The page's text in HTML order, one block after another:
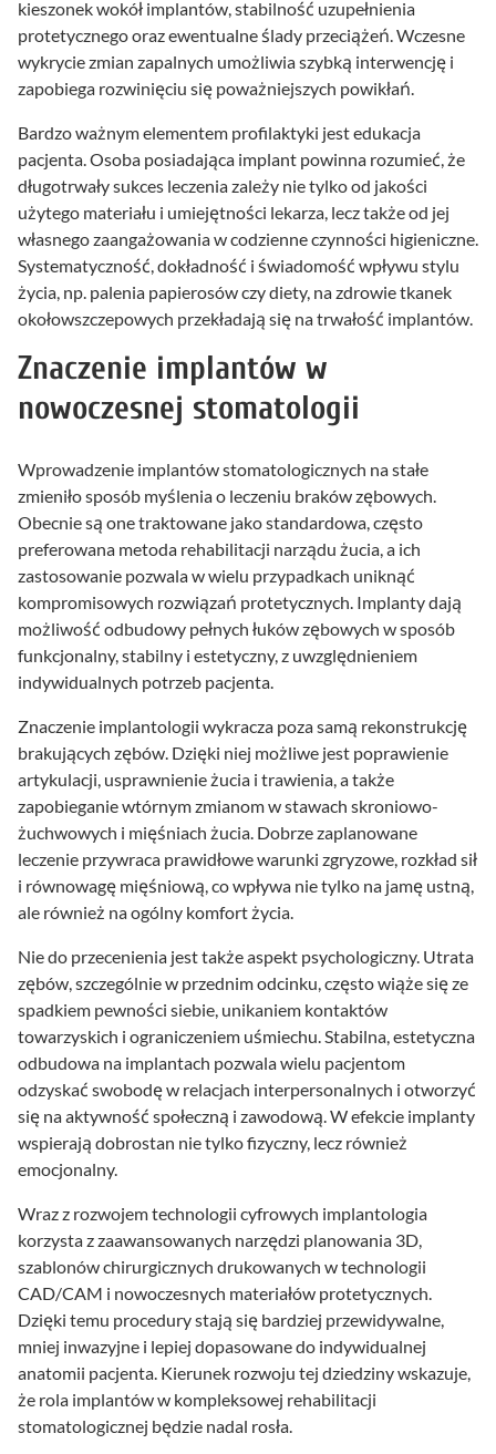
kieszonek wokół implantów, stabilność uzupełnienia
protetycznego oraz ewentualne ślady przeciążeń. Wczesne
wykrycie zmian zapalnych umożliwia szybką interwencję i
zapobiega rozwinięciu się poważniejszych powikłań.
Bardzo ważnym elementem profilaktyki jest edukacja
pacjenta. Osoba posiadająca implant powinna rozumieć, że
długotrwały sukces leczenia zależy nie tylko od jakości
użytego materiału i umiejętności lekarza, lecz także od jej
własnego zaangażowania w codzienne czynności higieniczne.
Systematyczność, dokładność i świadomość wpływu stylu
życia, np. palenia papierosów czy diety, na zdrowie tkanek
okołowszczepowych przekładają się na trwałość implantów.
Znaczenie implantów w
nowoczesnej stomatologii
Wprowadzenie implantów stomatologicznych na stałe
zmieniło sposób myślenia o leczeniu braków zębowych.
Obecnie są one traktowane jako standardowa, często
preferowana metoda rehabilitacji narządu żucia, a ich
zastosowanie pozwala w wielu przypadkach uniknąć
kompromisowych rozwiązań protetycznych. Implanty dają
możliwość odbudowy pełnych łuków zębowych w sposób
funkcjonalny, stabilny i estetyczny, z uwzględnieniem
indywidualnych potrzeb pacjenta.
Znaczenie implantologii wykracza poza samą rekonstrukcję
brakujących zębów. Dzięki niej możliwe jest poprawienie
artykulacji, usprawnienie żucia i trawienia, a także
zapobieganie wtórnym zmianom w stawach skroniowo-
żuchwowych i mięśniach żucia. Dobrze zaplanowane
leczenie przywraca prawidłowe warunki zgryzowe, rozkład sił
i równowagę mięśniową, co wpływa nie tylko na jamę ustną,
ale również na ogólny komfort życia.
Nie do przecenienia jest także aspekt psychologiczny. Utrata
zębów, szczególnie w przednim odcinku, często wiąże się ze
spadkiem pewności siebie, unikaniem kontaktów
towarzyskich i ograniczeniem uśmiechu. Stabilna, estetyczna
odbudowa na implantach pozwala wielu pacjentom
odzyskać swobodę w relacjach interpersonalnych i otworzyć
się na aktywność społeczną i zawodową. W efekcie implanty
wspierają dobrostan nie tylko fizyczny, lecz również
emocjonalny.
Wraz z rozwojem technologii cyfrowych implantologia
korzysta z zaawansowanych narzędzi planowania 3D,
szablonów chirurgicznych drukowanych w technologii
CAD/CAM i nowoczesnych materiałów protetycznych.
Dzięki temu procedury stają się bardziej przewidywalne,
mniej inwazyjne i lepiej dopasowane do indywidualnej
anatomii pacjenta. Kierunek rozwoju tej dziedziny wskazuje,
że rola implantów w kompleksowej rehabilitacji
stomatologicznej będzie nadal rosła.